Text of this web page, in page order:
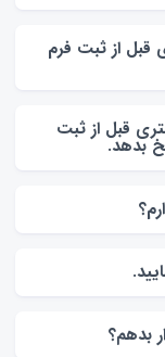
قبل از ثبت فرم
قبل از ثبت
بدهد.
بدهم؟